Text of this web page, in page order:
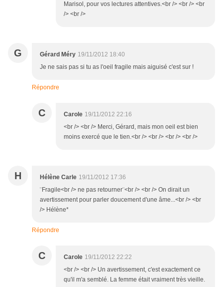
Marisol, pour vos lectures attentives.<br /> <br /> <br
/> <br />
G Gérard Méry 19/11/2012 18:40
Je ne sais pas si tu as l'oeil fragile mais aiguisé c'est sur !
Répondre
C Carole 19/11/2012 22:16
<br /> <br /> Merci, Gérard, mais mon oeil est bien
moins exercé que le tien.<br /> <br /> <br /> <br />
H Hélène Carle 19/11/2012 17:36
¨Fragile<br /> ne pas retourner¨<br /> <br /> On dirait un
avertissement pour parler doucement d'une âme...<br /> <br
/> Hélène*
Répondre
C Carole 19/11/2012 22:22
<br /> <br /> Un avertissement, c'est exactement ce
qu'il m'a semblé. La femme était vraiment très vieille.